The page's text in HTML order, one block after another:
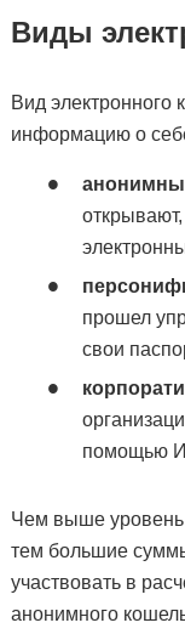
Виды
Вид электронного
информацию о
прошел
свои
помощью
Чем выше уровень
тем большие
участвовать в
анонимного